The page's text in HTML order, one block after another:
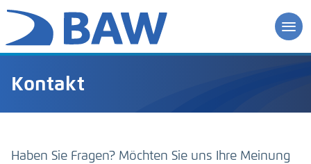
Kontakt
Haben Sie Fragen? Möchten Sie uns Ihre Meinung